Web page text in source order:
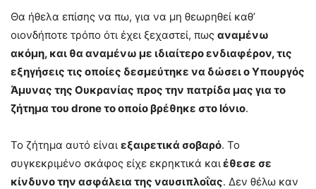
Θα ήθελα επίσης να πω, για να μη θεωρηθεί καθ’
οιονδήποτε τρόπο ότι έχει ξεχαστεί, πως αναμένω
ακόμη, και θα αναμένω με ιδιαίτερο ενδιαφέρον, τις
εξηγήσεις τις οποίες δεσμεύτηκε να δώσει ο Υπουργός
Άμυνας της Ουκρανίας προς την πατρίδα μας για το
ζήτημα του drone το οποίο βρέθηκε στο Ιόνιο.
Το ζήτημα αυτό είναι εξαιρετικά σοβαρό. Το
συγκεκριμένο σκάφος είχε εκρηκτικά καιέθεσε σε
κίνδυνο την ασφάλεια της ναυσιπλοΐας. Δεν θέλω καν